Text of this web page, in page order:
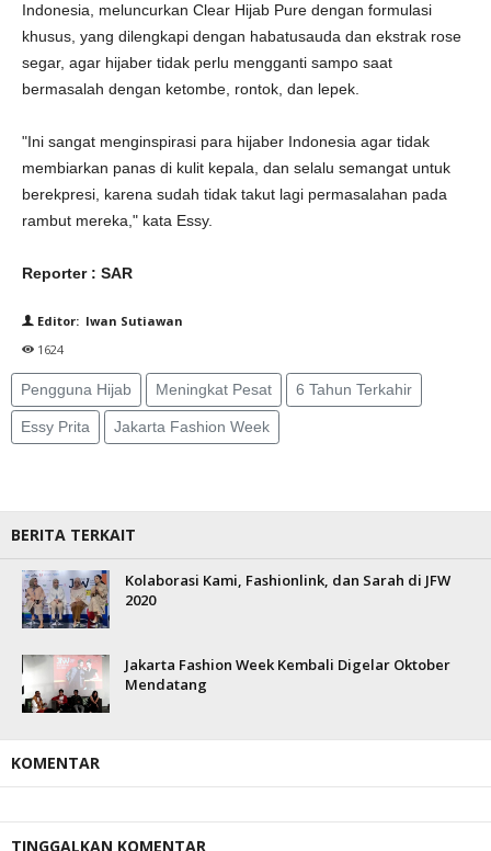
Indonesia, meluncurkan Clear Hijab Pure dengan formulasi
khusus, yang dilengkapi dengan habatusauda dan ekstrak rose
segar, agar hijaber tidak perlu mengganti sampo saat
bermasalah dengan ketombe, rontok, dan lepek.
"Ini sangat menginspirasi para hijaber Indonesia agar tidak
membiarkan panas di kulit kepala, dan selalu semangat untuk
berekpresi, karena sudah tidak takut lagi permasalahan pada
rambut mereka," kata Essy.
Reporter : SAR
Editor: Iwan Sutiawan
1624
Pengguna Hijab Meningkat Pesat 6 Tahun Terkahir
Essy Prita Jakarta Fashion Week
BERITA TERKAIT
Kolaborasi Kami, Fashionlink, dan Sarah di JFW
2020
Jakarta Fashion Week Kembali Digelar Oktober
Mendatang
KOMENTAR
TINGGALKAN KOMENTAR